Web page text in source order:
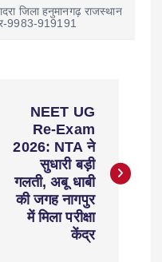
जिला हनुमानगढ़ राजस्थान
9983-919191
NEET UG
Re-Exam
2026: NTA ने
सुधारी बड़ी
गलती, अबू धाबी
की जगह नागपुर
में मिला परीक्षा
केंद्र